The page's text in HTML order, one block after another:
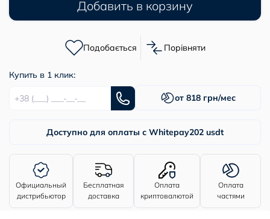
Добавить в корзину
Подобається Порівняти
Купить в 1 клик:
от 818 грн/мес
Доступно для оплаты с Whitepay202 usdt
Официальный
дистрибьютор
Бесплатная
доставка
Оплата
криптовалютой
Оплата
частями